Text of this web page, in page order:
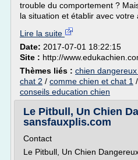
trouble du comportement ?
la situation et établir avec votre
Lire la suite
Date: 2017-07-01 18:22:15
Site : http://
Thèmes liés : chien
chat 2 / comme chien et chat 1 /
conseils education chien
Le Pitbull, Un Chien
sansfauxplis.com
Contact
Le Pitbull, Un Chien